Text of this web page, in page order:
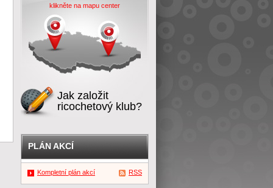
klikněte na mapu center
Jak založit
ricochetový klub?
PLÁN AKCÍ
Kompletní plán akcí RSS